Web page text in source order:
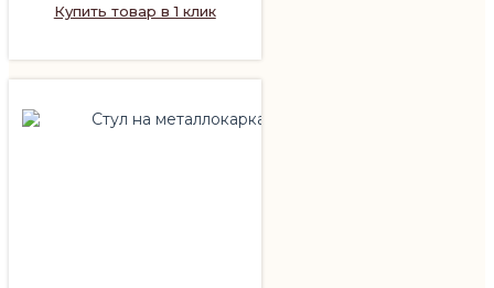
Купить товар в 1 клик